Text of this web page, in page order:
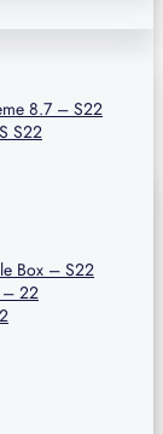
8.7 – S22
S22
Box – S22
– 22